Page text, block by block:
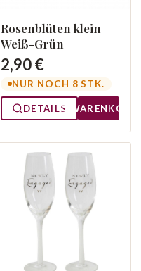
Rosenblüten klein
Weiß-Grün
2,90 €
NUR NOCH 8 STK.
DETAILS WARENKORB